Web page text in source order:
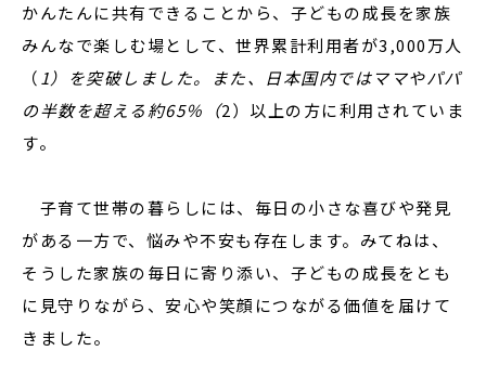
かんたんに共有できることから、子どもの成長を家族
みんなで楽しむ場として、世界累計利用者が3,000万人
（1）を突破しました。また、日本国内ではママやパパ
の半数を超える約65％（2）以上の方に利用されていま
す。
子育て世帯の暮らしには、毎日の小さな喜びや発見
がある一方で、悩みや不安も存在します。みてねは、
そうした家族の毎日に寄り添い、子どもの成長をとも
に見守りながら、安心や笑顔につながる価値を届けて
きました。